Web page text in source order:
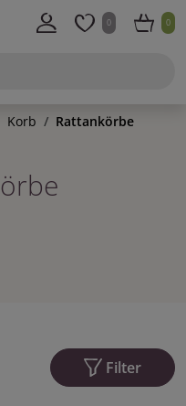
0 0
Korb Rattankörbe
Filter